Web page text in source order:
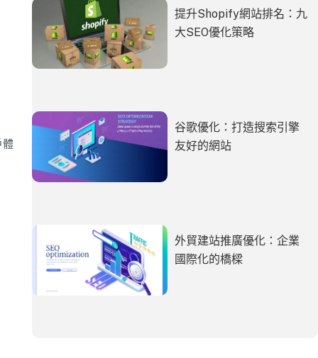
體
提升Shopify網站排名：九
大SEO優化策略
谷歌優化：打造搜索引擎
友好的網站
外貿建站推廣優化：企業
國際化的橋樑